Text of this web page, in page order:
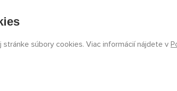
súbory cookies. Viac informácií nájdete v